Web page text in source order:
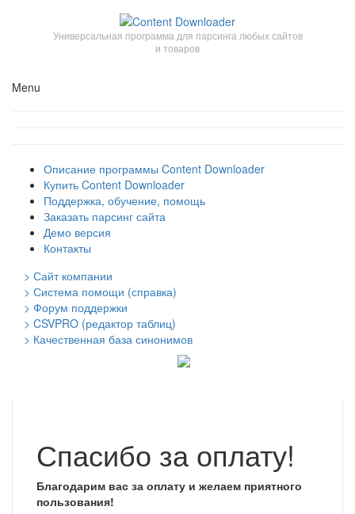
Универсальная программа для парсинга любых сайтов
и товаров
Menu
Описание программы Content Downloader
Купить Content Downloader
Поддержка, обучение, помощь
Заказать парсинг сайта
Демо версия
Контакты
> Сайт компании
> Система помощи (справка)
> Форум поддержки
> CSVPRO (редактор таблиц)
> Качественная база синонимов
Спасибо за оплату!
Благодарим вас за оплату и желаем приятного
пользования!